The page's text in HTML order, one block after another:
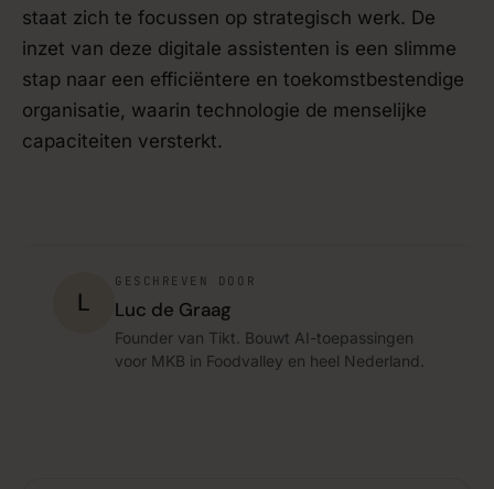
staat zich te focussen op strategisch werk. De
inzet van deze digitale assistenten is een slimme
stap naar een efficiëntere en toekomstbestendige
organisatie, waarin technologie de menselijke
capaciteiten versterkt.
L
GESCHREVEN DOOR
Luc de Graag
Founder van Tikt. Bouwt AI-toepassingen
voor MKB in Foodvalley en heel Nederland.